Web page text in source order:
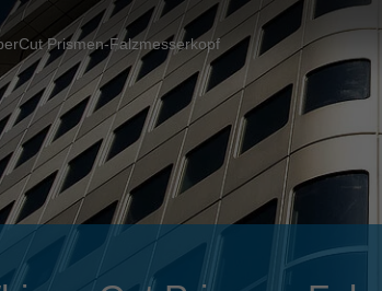
français
Britain english
italiano
english
(日本) 日本語
Prismen-Falzmesserkopf